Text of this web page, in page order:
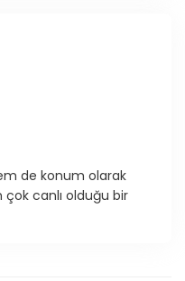
de konum olarak
canlı olduğu bir